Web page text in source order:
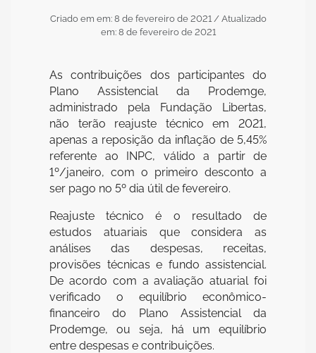
Criado em em: 8 de fevereiro de 2021 / Atualizado
em: 8 de fevereiro de 2021
As contribuições dos participantes do
Plano Assistencial da Prodemge,
administrado pela Fundação Libertas,
não terão reajuste técnico em 2021,
apenas a reposição da inflação de 5,45%
referente ao INPC, válido a partir de
1º/janeiro, com o primeiro desconto a
ser pago no 5º dia útil de fevereiro.
Reajuste técnico é o resultado de
estudos atuariais que considera as
análises das despesas, receitas,
provisões técnicas e fundo assistencial.
De acordo com a avaliação atuarial foi
verificado o equilíbrio econômico-
financeiro do Plano Assistencial da
Prodemge, ou seja, há um equilíbrio
entre despesas e contribuições.